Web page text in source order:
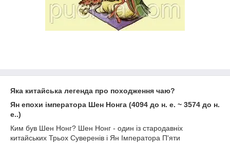
Яка китайська легенда про походження чаю?
Ян епохи імператора Шен Нонга (4094 до н. е. ~ 3574 до н.
е..)
Ким був Шен Нонг? Шен Нонг - один із стародавніх
китайських Трьох Суверенів і Ян Імператора П'яти